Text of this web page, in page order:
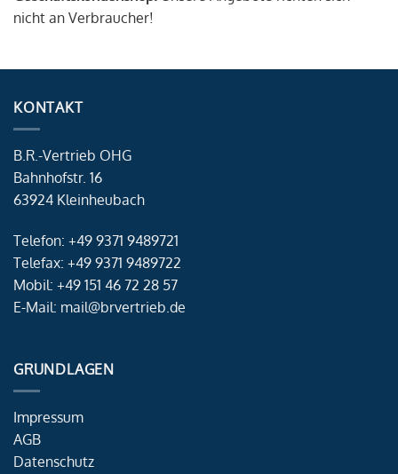
nicht an Verbraucher!
KONTAKT
B.R.-Vertrieb OHG
Bahnhofstr. 16
63924 Kleinheubach
Telefon: +49 9371 9489721
Telefax: +49 9371 9489722
Mobil: +49 151 46 72 28 57
E-Mail: mail@brvertrieb.de
GRUNDLAGEN
Impressum
AGB
Datenschutz